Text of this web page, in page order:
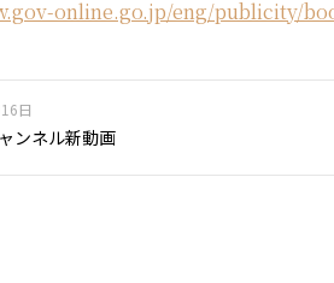
online.go.jp/eng/publicity/
日
ンネル新動画